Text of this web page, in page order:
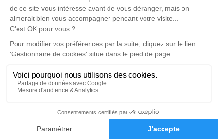
Faire-part Hommages
Un service de plantation d’arbre hommage est
disponible ici.
Je rends hommage
Cérémonie
jeudi 28 septembre 2023 à 15h30
74330 Sillingy